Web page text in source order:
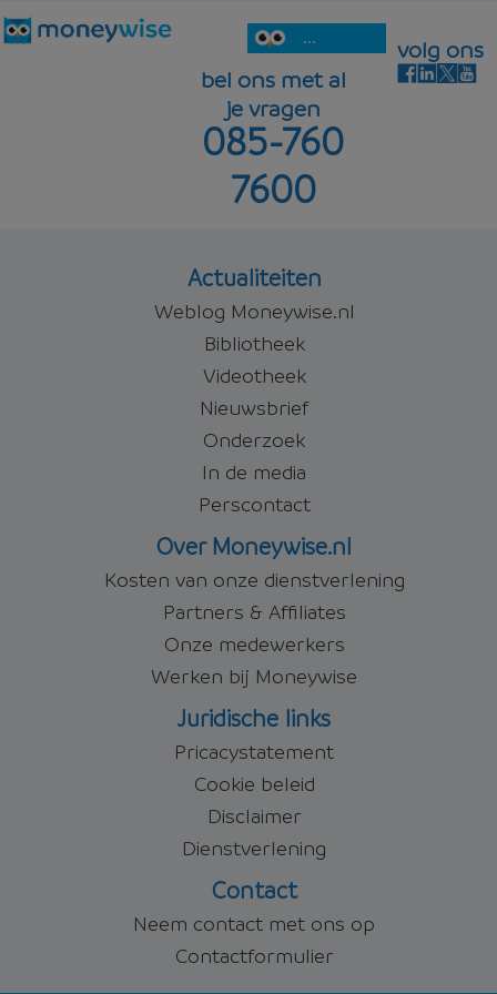
...
bel ons met al
je vragen
085-760
7600
volg ons
Actualiteiten
Weblog Moneywise.nl
Bibliotheek
Videotheek
Nieuwsbrief
Onderzoek
In de media
Perscontact
Over Moneywise.nl
Kosten van onze dienstverlening
Partners & Affiliates
Onze medewerkers
Werken bij Moneywise
Juridische links
Pricacystatement
Cookie beleid
Disclaimer
Dienstverlening
Contact
Neem contact met ons op
Contactformulier